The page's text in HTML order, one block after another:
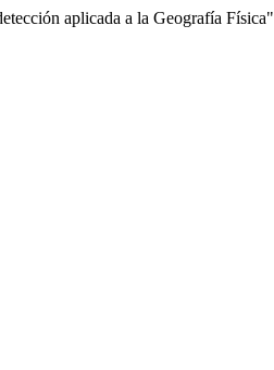
aplicada a la Geografía Física"